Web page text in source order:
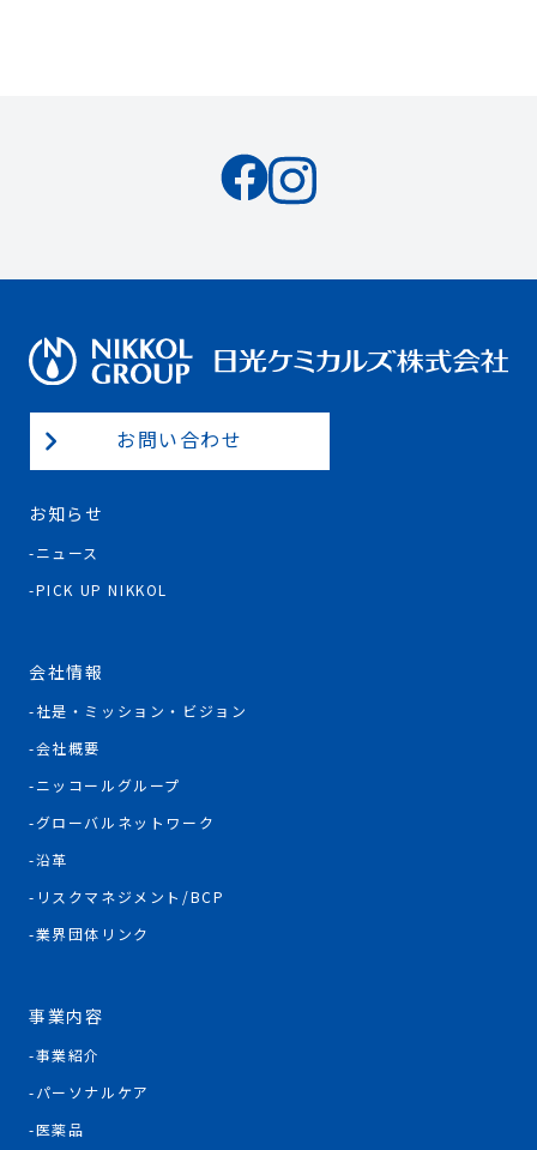
お問い合わせ
お知らせ
ニュース
PICK UP NIKKOL
会社情報
社是・ミッション・ビジョン
会社概要
ニッコールグループ
グローバルネットワーク
沿革
リスクマネジメント/BCP
業界団体リンク
事業内容
事業紹介
パーソナルケア
医薬品